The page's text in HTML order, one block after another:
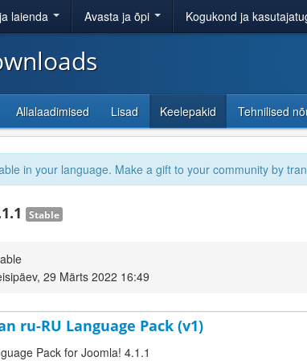
laienda Avasta ja õpi Kogukond ja
Allalaadimised Lisad Keelepakid Tehnilised
in your language. Make a gift to your community by
Stable
29 Märts 2022 16:49
ru-RU Language Pack (v1)
Pack for Joomla! 4.1.1